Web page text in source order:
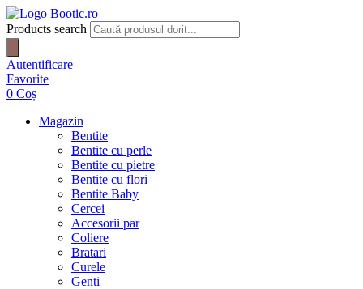
Products search
Autentificare
Favorite
0 Coș
Magazin
Bentite
Bentite cu perle
Bentite cu pietre
Bentite cu flori
Bentite Baby
Cercei
Accesorii par
Coliere
Bratari
Curele
Genti